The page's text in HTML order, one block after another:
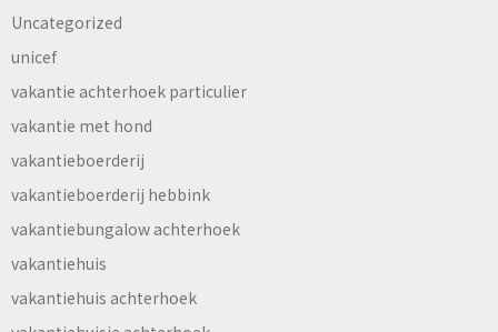
Uncategorized
unicef
vakantie achterhoek particulier
vakantie met hond
vakantieboerderij
vakantieboerderij hebbink
vakantiebungalow achterhoek
vakantiehuis
vakantiehuis achterhoek